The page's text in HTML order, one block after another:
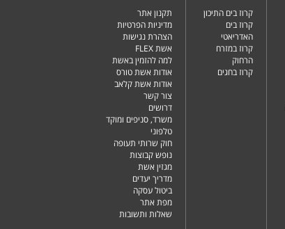
קרוז בים התיכון
קרוז בים
האדריאטי
קרוז במזרח
הרחוק
קרוז בחגים
תקנון אתר
מדיניות הפרטיות
הצהרת נגישות
אשת FLEX
למה להזמין באשת
אודות אשת טורס
אודות אשת קלאב
צור קשר
דרושים
משרד, סניפים ומוקד
טלפוני
חוק שרותי תעופה
נופש קבוצות
מגזין אשת
מדריך יעדים
ביטול עסקה
מפת אתר
שאלות ותשובות